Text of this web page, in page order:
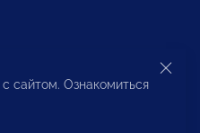
сайтом. Ознакомиться